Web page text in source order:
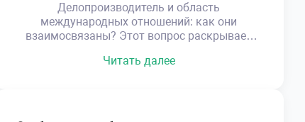
Делопроизводитель и область
международных отношений: как они
взаимосвязаны? Этот вопрос раскрывает
Документационное обеспечение
Читать далее